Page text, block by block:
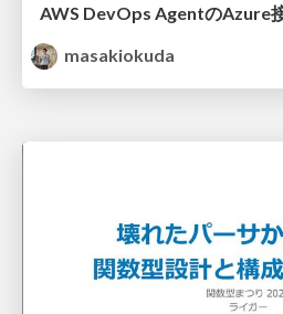
masakiokuda